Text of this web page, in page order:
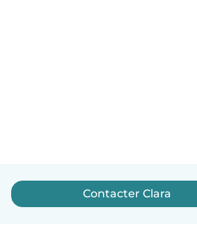
Contacter Clara